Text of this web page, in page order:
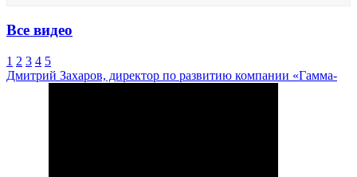
Все видео
1 2 3 4 5
Дмитрий Захаров, директор по развитию компании «Гамма-